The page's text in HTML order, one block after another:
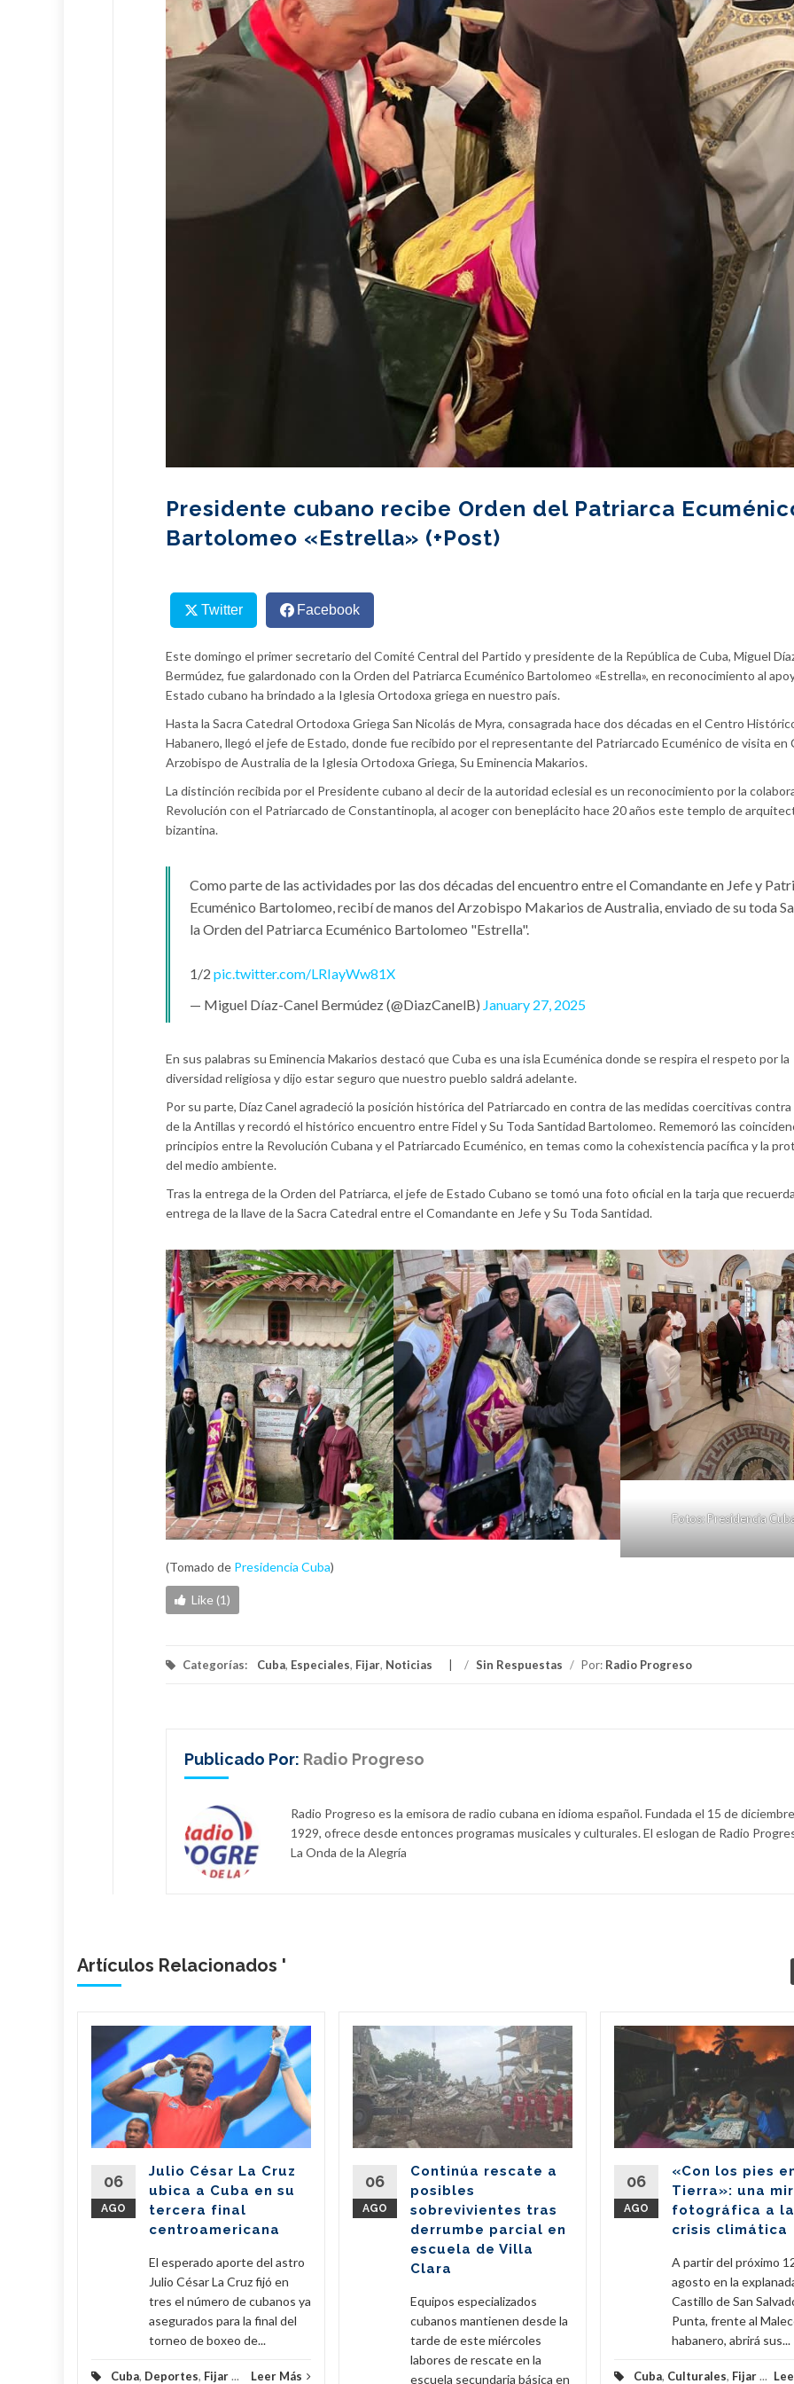
Presidente cubano recibe Orden del Patriarca
Bartolomeo «Estrella» (+Post)
Twitter Facebook
Este domingo el primer secretario del Comité Central del Partido y presidente de la República de Cuba, Miguel
Bermúdez, fue galardonado con la Orden del Patriarca Ecuménico Bartolomeo «Estrella», en reconocimiento al
Estado cubano ha brindado a la Iglesia Ortodoxa griega en nuestro país.
Hasta la Sacra Catedral Ortodoxa Griega San Nicolás de Myra, consagrada hace dos décadas en el Centro
Habanero, llegó el jefe de Estado, donde fue recibido por el representante del Patriarcado Ecuménico de visita en
Arzobispo de Australia de la Iglesia Ortodoxa Griega, Su Eminencia Makarios.
La distinción recibida por el Presidente cubano al decir de la autoridad eclesial es un reconocimiento por la
Revolución con el Patriarcado de Constantinopla, al acoger con beneplácito hace 20 años este templo de
bizantina.
Como parte de las actividades por las dos décadas del encuentro entre el Comandante en Jefe y
Ecuménico Bartolomeo, recibí de manos del Arzobispo Makarios de Australia, enviado de su toda
la Orden del Patriarca Ecuménico Bartolomeo "Estrella".
1/2 pic.twitter.com/LRIayWw81X
— Miguel Díaz-Canel Bermúdez (@DiazCanelB) January 27, 2025
En sus palabras su Eminencia Makarios destacó que Cuba es una isla Ecuménica donde se respira el respeto por la
diversidad religiosa y dijo estar seguro que nuestro pueblo saldrá adelante.
Por su parte, Díaz Canel agradeció la posición histórica del Patriarcado en contra de las medidas coercitivas contra
de la Antillas y recordó el histórico encuentro entre Fidel y Su Toda Santidad Bartolomeo. Rememoró las
principios entre la Revolución Cubana y el Patriarcado Ecuménico, en temas como la cohexistencia pacífica y la
del medio ambiente.
Tras la entrega de la Orden del Patriarca, el jefe de Estado Cubano se tomó una foto oficial en la tarja que
entrega de la llave de la Sacra Catedral entre el Comandante en Jefe y Su Toda Santidad.
Fotos: Presidencia
(Tomado de Presidencia Cuba)
Like (1)
Categorías: Cuba, Especiales, Fijar, Noticias / Sin Respuestas / Por: Radio Progreso
Publicado Por: Radio Progreso
Radio Progreso es la emisora de radio cubana en idioma español. Fundada el 15 de
1929, ofrece desde entonces programas musicales y culturales. El eslogan de Radio
La Onda de la Alegría
Artículos Relacionados '
06
AGO
Julio César La Cruz
ubica a Cuba en su
tercera final
centroamericana
El esperado aporte del astro
Julio César La Cruz fijó en
tres el número de cubanos ya
asegurados para la final del
torneo de boxeo de...
Cuba, Deportes, Fijar... Leer Más
06
AGO
Continúa rescate a
posibles
sobrevivientes tras
derrumbe parcial en
escuela de Villa
Clara
Equipos especializados
cubanos mantienen desde la
tarde de este miércoles
labores de rescate en la
escuela secundaria básica en
06
AGO
«Con los pies
Tierra»: una
fotográfica a la
crisis climática
A partir del próximo
agosto en la
Castillo de San
Punta, frente al
habanero, abrirá sus...
Cuba, Culturales, Fijar...